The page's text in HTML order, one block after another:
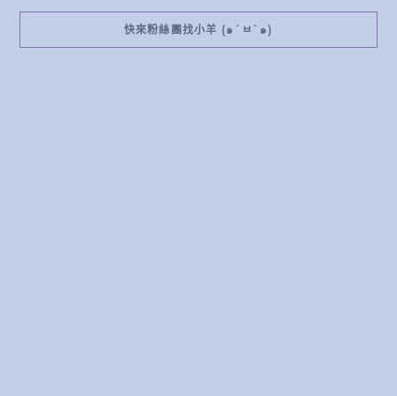
快來粉絲團找小羊 (๑´ㅂ`๑)